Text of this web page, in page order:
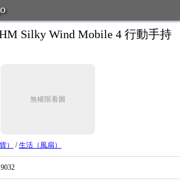
Silky Wind Mobile 4 行動手持
無權限看圖
） /生活（風扇）